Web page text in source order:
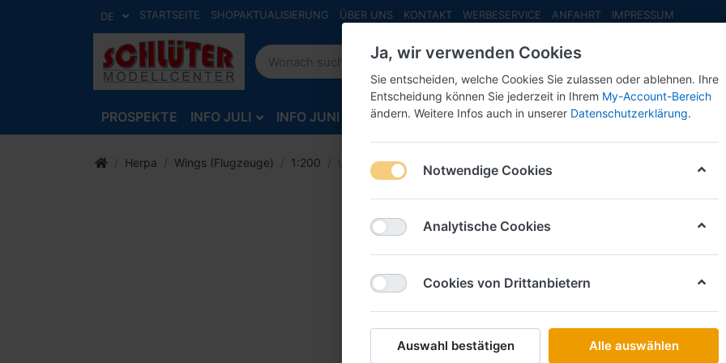
DE STARTSEITE SHOPAKTUALISIERUNG ÜBER UNS KONTAKT WERBESERVICE ANFAHRT IMPRESSUM
PROSPEKTE INFO JULI INFO JUNI INFO MAI NEU EINGETROFFEN NEUHEITEN
Herpa Wings (Flugzeuge) 1:200 U.S. Air Force, Douglas C-54 Skymaster "Rosinenbomber", 44-9063
Herpa
U.S.
44-
Art.-Nr.
Ja, wir verwenden Cookies
Sie entscheiden, welche Cookies Sie zulassen oder ablehnen. Ihre
Entscheidung können Sie jederzeit in Ihrem My-Account-Bereich
ändern. Weitere Infos auch in unserer Datenschutzerklärung.
Notwendige Cookies
Analytische Cookies
Cookies von Drittanbietern
Auswahl bestätigen Alle auswählen